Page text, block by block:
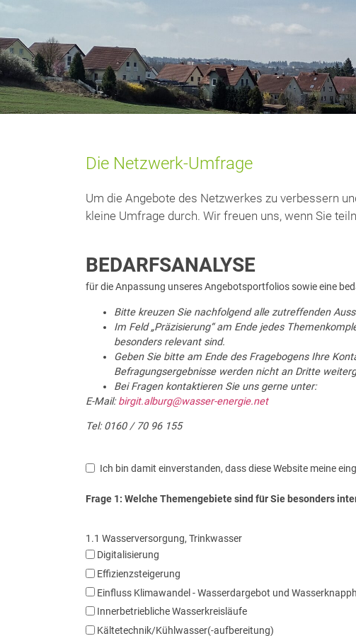
Die Netzwerk-Umfrage
Um die Angebote des Netzwerkes zu verbessern
kleine Umfrage durch. Wir freuen uns, wenn Sie
BEDARFSANALYSE
für die Anpassung unseres Angebotsportfolios sowie eine
Bitte kreuzen Sie nachfolgend alle zutreffenden
Im Feld „Präzisierung“ am Ende jedes
besonders relevant sind.
Geben Sie bitte am Ende des Fragebogens Ihre
Befragungsergebnisse werden nicht an Dritte
Bei Fragen kontaktieren Sie uns gerne unter:
E-Mail:birgit.alburg@wasser-energie.net
Tel: 0160 / 70 96 155
Ich bin damit einverstanden, dass diese Website meine
Frage 1: Welche Themengebiete sind für Sie besonders
1.1 Wasserversorgung, Trinkwasser
Digitalisierung
Effizienzsteigerung
Einfluss Klimawandel - Wasserdargebot und
Innerbetriebliche Wasserkreisläufe
Kältetechnik/Kühlwasser(-aufbereitung)